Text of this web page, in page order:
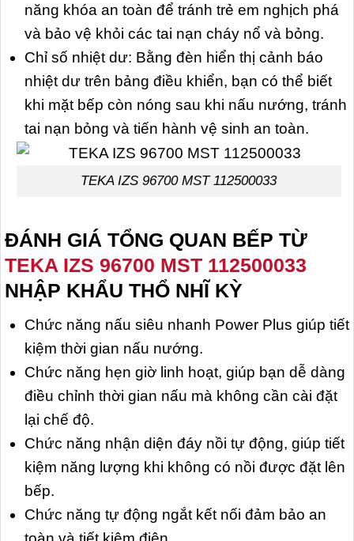
năng khóa an toàn để tránh trẻ em nghịch phá
và bảo vệ khỏi các tai nạn cháy nổ và bỏng.
Chỉ số nhiệt dư: Bằng đèn hiển thị cảnh báo
nhiệt dư trên bảng điều khiển, bạn có thể biết
khi mặt bếp còn nóng sau khi nấu nướng, tránh
tai nạn bỏng và tiến hành vệ sinh an toàn.
TEKA IZS 96700 MST 112500033
ĐÁNH GIÁ TỔNG QUAN BẾP TỪ
TEKA IZS 96700 MST 112500033
NHẬP KHẨU THỔ NHĨ KỲ
Chức năng nấu siêu nhanh Power Plus giúp tiết
kiệm thời gian nấu nướng.
Chức năng hẹn giờ linh hoạt, giúp bạn dễ dàng
điều chỉnh thời gian nấu mà không cần cài đặt
lại chế độ.
Chức năng nhận diện đáy nồi tự động, giúp tiết
kiệm năng lượng khi không có nồi được đặt lên
bếp.
Chức năng tự động ngắt kết nối đảm bảo an